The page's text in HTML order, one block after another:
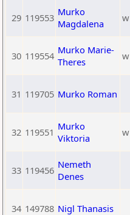
29 119553 Murko
Magdalena
w
30 119554 Murko Marie-
Theres
w
31 119705 Murko Roman
32 119551 Murko
Viktoria
w
33 119456 Nemeth
Denes
34 149788 Nigl Thanasis